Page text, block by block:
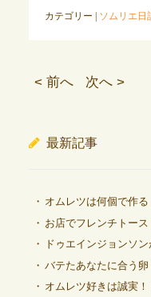
カテゴリー | ソムリエ日
< 前へ 次へ >
最新記事
オムレツは何個で作る
お店でフレンチトー
ドゥエインジョンソ
バテたあなたに合う卵
オムレツ好きは誠実